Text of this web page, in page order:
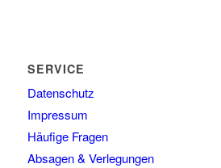
SERVICE
Datenschutz
Impressum
Häufige Fragen
Absagen & Verlegungen